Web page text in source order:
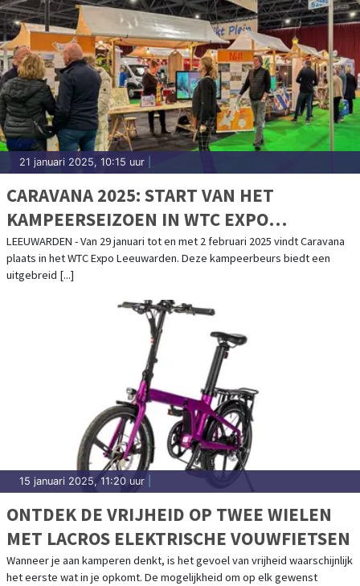
21 januari 2025, 10:15 uur
CARAVANA 2025: START VAN HET
KAMPEERSEIZOEN IN WTC EXPO
LEEUWARDEN
LEEUWARDEN - Van 29 januari tot en met 2 februari 2025 vindt Caravana
plaats in het WTC Expo Leeuwarden. Deze kampeerbeurs biedt een
uitgebreid [...]
15 januari 2025, 11:20 uur
ONTDEK DE VRIJHEID OP TWEE WIELEN
MET LACROS ELEKTRISCHE VOUWFIETSEN
Wanneer je aan kamperen denkt, is het gevoel van vrijheid waarschijnlijk
het eerste wat in je opkomt. De mogelijkheid om op elk gewenst